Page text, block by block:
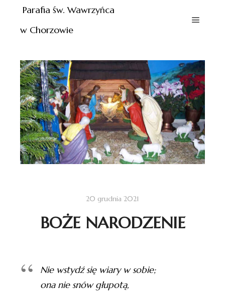
Parafia św. Wawrzyńca
w Chorzowie
20 grudnia 2021
BOŻE NARODZENIE
Nie wstydź się wiary w sobie;
ona nie snów głupotą,